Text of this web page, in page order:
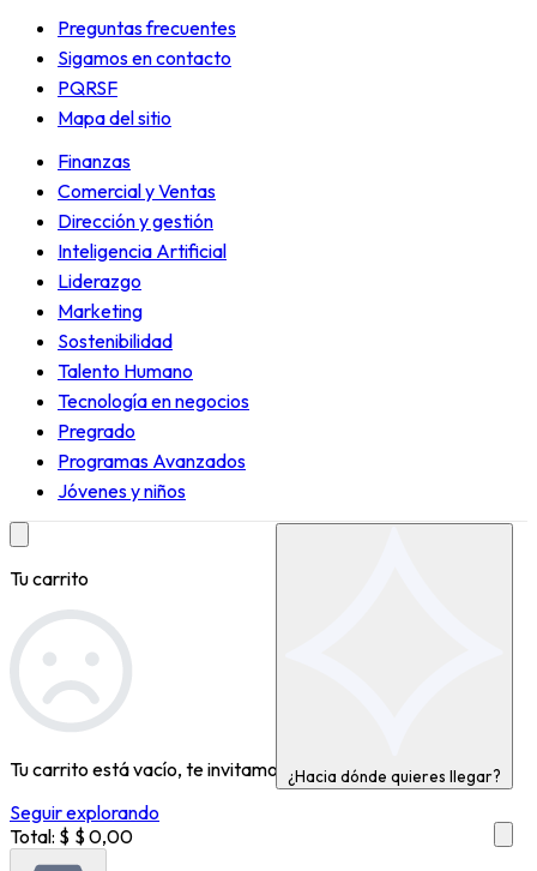
¿Hacia dónde quieres llegar?
Preguntas frecuentes
Sigamos en contacto
PQRSF
Mapa del sitio
Finanzas
Comercial y Ventas
Dirección y gestión
Inteligencia Artificial
Liderazgo
Marketing
Sostenibilidad
Talento Humano
Tecnología en negocios
Pregrado
Programas Avanzados
Jóvenes y niños
Tu carrito
Tu carrito está vacío, te invitamos a
Seguir explorando
Total: $ $ 0,00